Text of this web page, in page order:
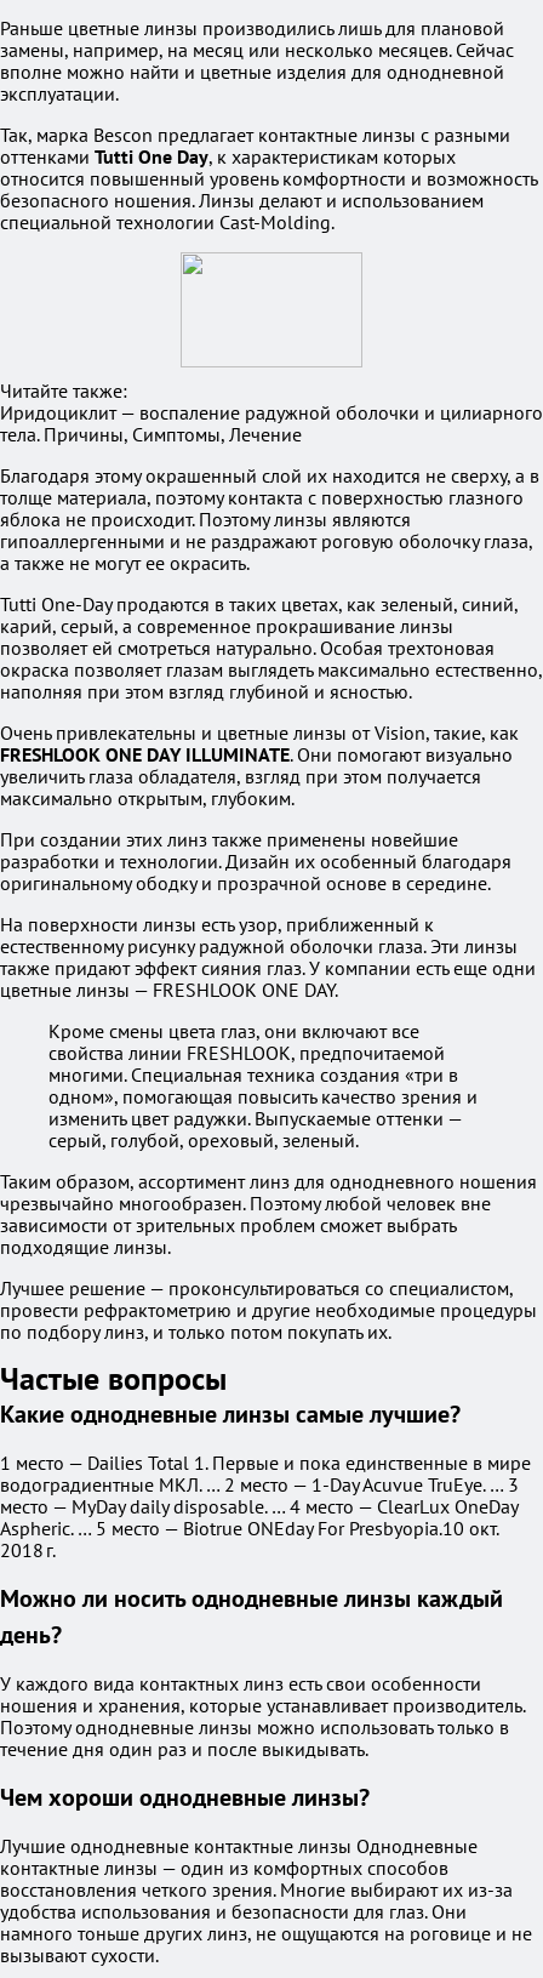
Раньше цветные линзы производились лишь для плановой
замены, например, на месяц или несколько месяцев. Сейчас
вполне можно найти и цветные изделия для однодневной
эксплуатации.
Так, марка Bescon предлагает контактные линзы с разными
оттенками Tutti One Day, к характеристикам которых
относится повышенный уровень комфортности и возможность
безопасного ношения. Линзы делают и использованием
специальной технологии Cast-Molding.
Читайте также:
Иридоциклит — воспаление радужной оболочки и цилиарного
тела. Причины, Симптомы, Лечение
Благодаря этому окрашенный слой их находится не сверху, а в
толще материала, поэтому контакта с поверхностью глазного
яблока не происходит. Поэтому линзы являются
гипоаллергенными и не раздражают роговую оболочку глаза,
а также не могут ее окрасить.
Tutti One-Day продаются в таких цветах, как зеленый, синий,
карий, серый, а современное прокрашивание линзы
позволяет ей смотреться натурально. Особая трехтоновая
окраска позволяет глазам выглядеть максимально естественно,
наполняя при этом взгляд глубиной и ясностью.
Очень привлекательны и цветные линзы от Vision, такие, как
FRESHLOOK ONE DAY ILLUMINATE. Они помогают визуально
увеличить глаза обладателя, взгляд при этом получается
максимально открытым, глубоким.
При создании этих линз также применены новейшие
разработки и технологии. Дизайн их особенный благодаря
оригинальному ободку и прозрачной основе в середине.
На поверхности линзы есть узор, приближенный к
естественному рисунку радужной оболочки глаза. Эти линзы
также придают эффект сияния глаз. У компании есть еще одни
цветные линзы — FRESHLOOK ONE DAY.
Кроме смены цвета глаз, они включают все
свойства линии FRESHLOOK, предпочитаемой
многими. Специальная техника создания «три в
одном», помогающая повысить качество зрения и
изменить цвет радужки. Выпускаемые оттенки —
серый, голубой, ореховый, зеленый.
Таким образом, ассортимент линз для однодневного ношения
чрезвычайно многообразен. Поэтому любой человек вне
зависимости от зрительных проблем сможет выбрать
подходящие линзы.
Лучшее решение — проконсультироваться со специалистом,
провести рефрактометрию и другие необходимые процедуры
по подбору линз, и только потом покупать их.
Частые вопросы
Какие однодневные линзы самые лучшие?
1 место — Dailies Total 1. Первые и пока единственные в мире
водоградиентные МКЛ. … 2 место — 1-Day Acuvue TruEye. … 3
место — MyDay daily disposable. … 4 место — ClearLux OneDay
Aspheric. … 5 место — Biotrue ONEday For Presbyopia.10 окт.
2018 г.
Можно ли носить однодневные линзы каждый
день?
У каждого вида контактных линз есть свои особенности
ношения и хранения, которые устанавливает производитель.
Поэтому однодневные линзы можно использовать только в
течение дня один раз и после выкидывать.
Чем хороши однодневные линзы?
Лучшие однодневные контактные линзы Однодневные
контактные линзы — один из комфортных способов
восстановления четкого зрения. Многие выбирают их из-за
удобства использования и безопасности для глаз. Они
намного тоньше других линз, не ощущаются на роговице и не
вызывают сухости.